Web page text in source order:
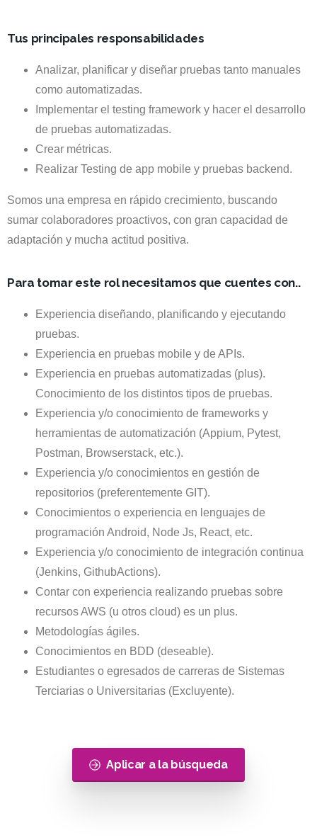
Tus principales responsabilidades
Analizar, planificar y diseñar pruebas tanto manuales
como automatizadas.
Implementar el testing framework y hacer el desarrollo
de pruebas automatizadas.
Crear métricas.
Realizar Testing de app mobile y pruebas backend.
Somos una empresa en rápido crecimiento, buscando
sumar colaboradores proactivos, con gran capacidad de
adaptación y mucha actitud positiva.
Para tomar este rol necesitamos que cuentes con..
Experiencia diseñando, planificando y ejecutando
pruebas.
Experiencia en pruebas mobile y de APIs.
Experiencia en pruebas automatizadas (plus).
Conocimiento de los distintos tipos de pruebas.
Experiencia y/o conocimiento de frameworks y
herramientas de automatización (Appium, Pytest,
Postman, Browserstack, etc.).
Experiencia y/o conocimientos en gestión de
repositorios (preferentemente GIT).
Conocimientos o experiencia en lenguajes de
programación Android, Node Js, React, etc.
Experiencia y/o conocimiento de integración continua
(Jenkins, GithubActions).
Contar con experiencia realizando pruebas sobre
recursos AWS (u otros cloud) es un plus.
Metodologías ágiles.
Conocimientos en BDD (deseable).
Estudiantes o egresados de carreras de Sistemas
Terciarias o Universitarias (Excluyente).
Aplicar a la búsqueda